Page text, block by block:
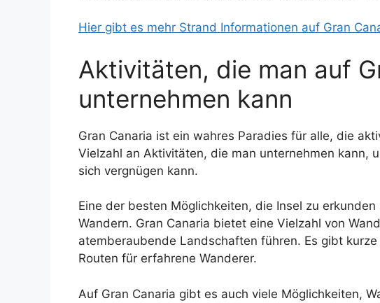
Hier gibt es mehr Strand Informationen auf Gran
Aktivitäten, die man auf
unternehmen kann
Gran Canaria ist ein wahres Paradies für alle, die
Vielzahl an Aktivitäten, die man unternehmen kann,
sich vergnügen kann.
Eine der besten Möglichkeiten, die Insel zu
Wandern. Gran Canaria bietet eine Vielzahl von
atemberaubende Landschaften führen. Es gibt
Routen für erfahrene Wanderer.
Auf Gran Canaria gibt es auch viele Möglichkeiten,